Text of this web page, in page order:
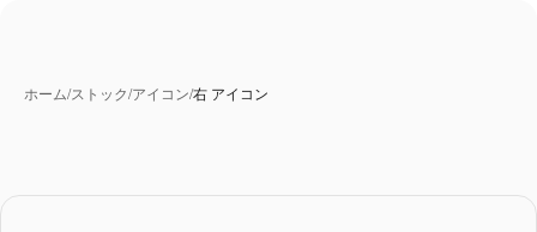
ホーム/ストック/アイコン/右 アイコン